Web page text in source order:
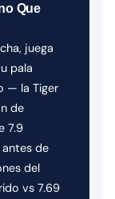
Que
juega
pala
— la Tiger
de
7.9
de
del
vs 7.69